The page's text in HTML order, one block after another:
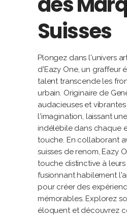
Suisses
Plongez dans l'univers
d'Eazy One, un graffeur
talent transcende les
urbain. Originaire de
audacieuses et
l'imagination, laissant
indélébile dans chaque
touche. En collaborant
suisses de renom, Eazy
touche distinctive à leurs
fusionnant habilement
pour créer des
mémorables. Explorez
éloquent et découvrez